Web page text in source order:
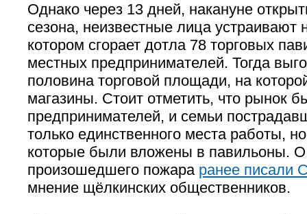
Однако через 13 дней, накануне
сезона, неизвестные лица устраивают
котором сгорает дотла 78 торговых
местных предпринимателей. Тогда
половина торговой площади, на
магазины. Стоит отметить, что рынок
предпринимателей, и семьи
только единственного места работы,
которые были вложены в павильоны. О
произошедшего пожара ранее писали
мнение щёлкинских общественников.